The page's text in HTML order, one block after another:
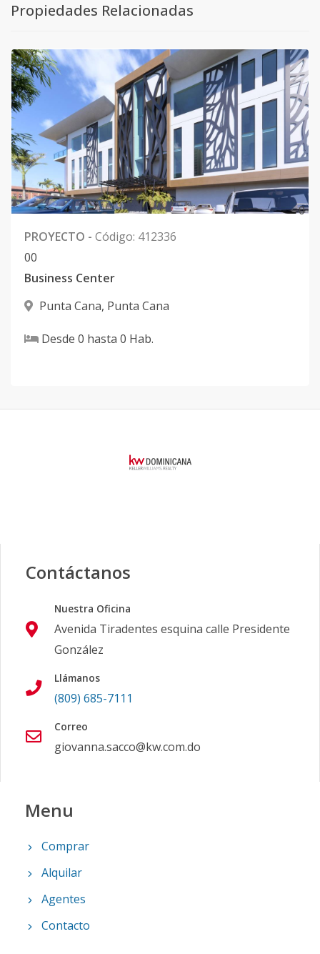
Propiedades Relacionadas
0
PROYECTO - Código: 412336
00
Business Center
Punta Cana, Punta Cana
Desde 0 hasta 0 Hab.
Contáctanos
Nuestra Oficina
Avenida Tiradentes esquina calle Presidente
González
Llámanos
(809) 685-7111
Correo
giovanna.sacco@kw.com.do
Menu
Comprar
Alquilar
Agentes
Contacto